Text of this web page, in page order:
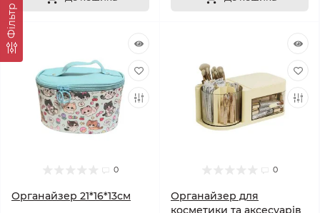
Фільтр
0
Органайзер 21*16*13см
0
Органайзер для
косметики та аксесуарів